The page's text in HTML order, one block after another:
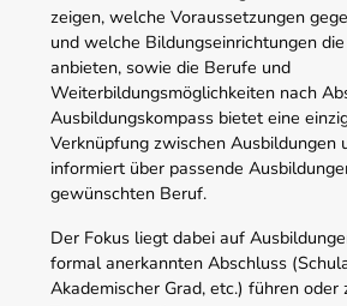
zeigen, welche Voraussetzungen
und welche Bildungseinrichtungen
anbieten, sowie die Berufe und
Weiterbildungsmöglichkeiten nach
Ausbildungskompass bietet eine
Verknüpfung zwischen Ausbildungen
informiert über passende
gewünschten Beruf.
Der Fokus liegt dabei auf
formal anerkannten Abschluss
Akademischer Grad, etc.) führen oder